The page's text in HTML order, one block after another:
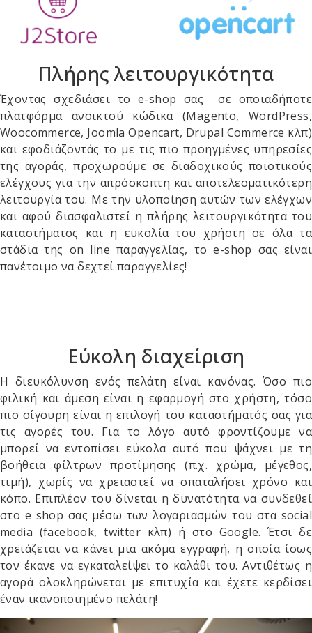
Πλήρης λειτουργικότητα
Έχοντας σχεδιάσει το e-shop σας σε οποιαδήποτε
πλατφόρμα ανοικτού κώδικα (Magento, WordPress,
Woocommerce, Joomla Opencart, Drupal Commerce κλπ)
και εφοδιάζοντάς το με τις πιο προηγμένες υπηρεσίες
της αγοράς, προχωρούμε σε διαδοχικούς ποιοτικούς
ελέγχους για την απρόσκοπτη και αποτελεσματικότερη
λειτουργία του. Με την υλοποίηση αυτών των ελέγχων
και αφού διασφαλιστεί η πλήρης λειτουργικότητα του
καταστήματος και η ευκολία του χρήστη σε όλα τα
στάδια της on line παραγγελίας, το e-shop σας είναι
πανέτοιμο να δεχτεί παραγγελίες!
Εύκολη διαχείριση
Η διευκόλυνση ενός πελάτη είναι κανόνας. Όσο πιο
φιλική και άμεση είναι η εφαρμογή στο χρήστη, τόσο
πιο σίγουρη είναι η επιλογή του καταστήματός σας για
τις αγορές του. Για το λόγο αυτό φροντίζουμε να
μπορεί να εντοπίσει εύκολα αυτό που ψάχνει με τη
βοήθεια φίλτρων προτίμησης (π.χ. χρώμα, μέγεθος,
τιμή), χωρίς να χρειαστεί να σπαταλήσει χρόνο και
κόπο. Επιπλέον του δίνεται η δυνατότητα να συνδεθεί
στο e shop σας μέσω των λογαριασμών του στα social
media (facebook, twitter κλπ) ή στο Google.Έτσι δε
χρειάζεται να κάνει μια ακόμα εγγραφή, η οποία ίσως
τον έκανε να εγκαταλείψει το καλάθι του. Αντιθέτως η
αγορά ολοκληρώνεται με επιτυχία και έχετε κερδίσει
έναν ικανοποιημένο πελάτη!